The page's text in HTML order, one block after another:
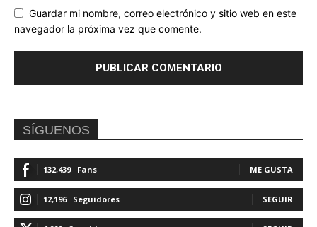
Guardar mi nombre, correo electrónico y sitio web en este
navegador la próxima vez que comente.
SÍGUENOS
132,439 Fans ME GUSTA
12,196 Seguidores SEGUIR